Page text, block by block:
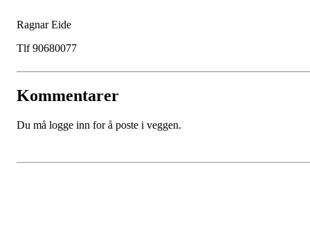
Ragnar Eide
Tlf 90680077
Kommentarer
Du må logge inn for å poste i veggen.